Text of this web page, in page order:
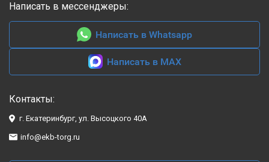
Написать в мессенджеры:
Написать в Whatsapp
Написать в MAX
Контакты:
г. Екатеринбург, ул. Высоцкого 40А
info@ekb-torg.ru